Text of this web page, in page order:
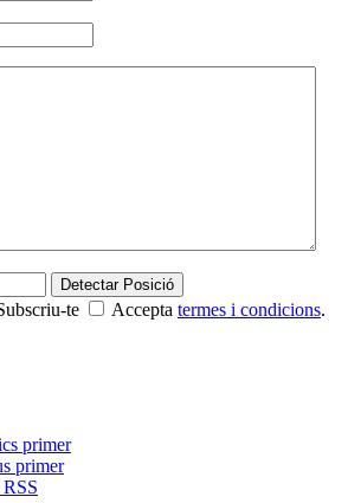
Detectar Posició
te Accepta termes i condicions.
primer
primer